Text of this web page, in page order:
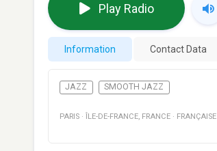
Play Radio
Information Contact Data
JAZZ SMOOTH JAZZ
PARIS · ÎLE-DE-FRANCE, FRANCE · FRANÇAISE